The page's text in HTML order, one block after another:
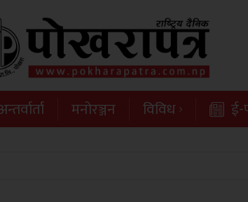
मनोरञ्जन विविध ई-